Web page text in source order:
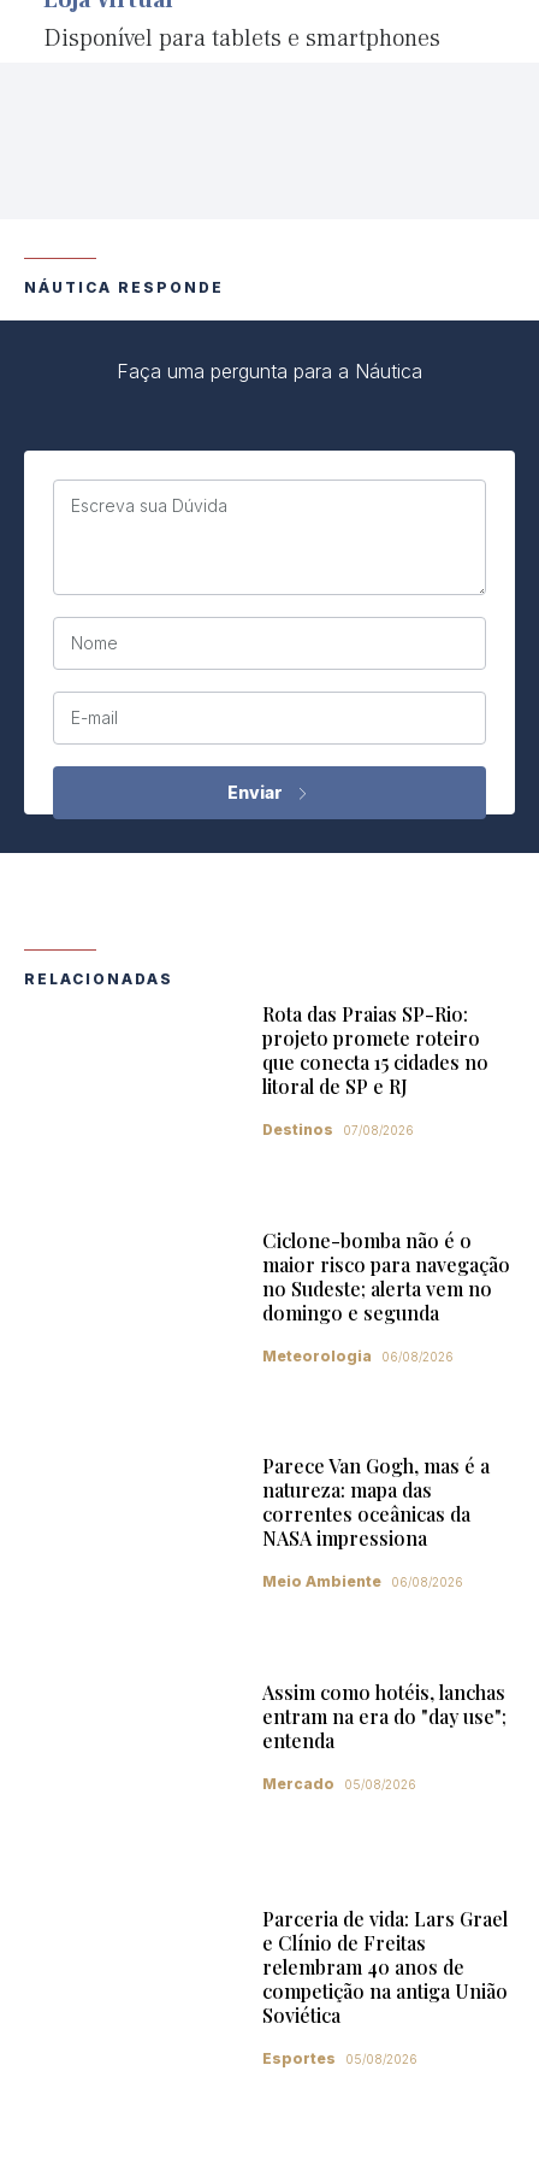
Disponível para tablets e smartphones
NÁUTICA RESPONDE
Faça uma pergunta para a Náutica
Escreva sua Dúvida
Nome
E-mail
RELACIONADAS
Rota das Praias SP-Rio:
projeto promete roteiro
que conecta 15 cidades no
litoral de SP e RJ
Destinos 07/08/2026
Ciclone-bomba não é o
maior risco para navegação
no Sudeste; alerta vem no
domingo e segunda
Meteorologia 06/08/2026
Parece Van Gogh, mas é a
natureza: mapa das
correntes oceânicas da
NASA impressiona
Meio Ambiente 06/08/2026
Assim como hotéis, lanchas
entram na era do "day use";
entenda
Mercado 05/08/2026
Parceria de vida: Lars Grael
e Clínio de Freitas
relembram 40 anos de
competição na antiga União
Soviética
Esportes 05/08/2026